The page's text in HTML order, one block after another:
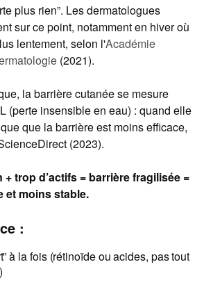
plus rien”. Les dermatologues
sur ce point, notamment en hiver où
lentement, selon l'Académie
(2021).
la barrière cutanée se mesure
(perte insensible en eau) : quand elle
que la barrière est moins efficace,
(2023).
+ trop d’actifs = barrière fragilisée =
et moins stable.
:
à la fois (rétinoïde ou acides, pas tout